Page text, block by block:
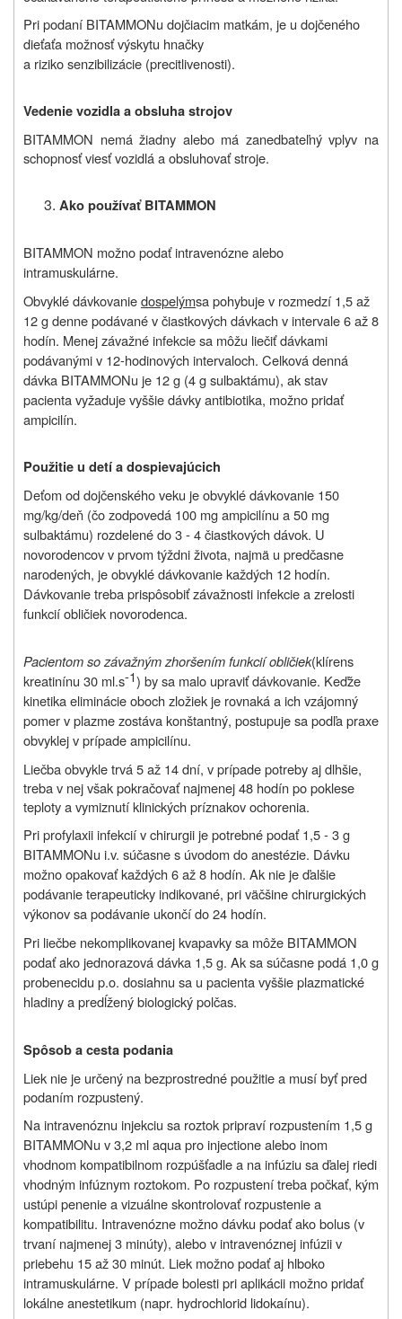
Pri podaní BITAMMONu dojčiacim matkám, je u dojčeného
dieťaťa možnosť výskytu hnačky
a riziko senzibilizácie (precitlivenosti).
Vedenie vozidla a obsluha strojov
BITAMMON nemá žiadny alebo má zanedbateľný vplyv na
schopnosť viesť vozidlá a obsluhovať stroje.
Ako používať BITAMMON
BITAMMON možno podať intravenózne alebo
intramuskulárne.
Obvyklé dávkovaniedospelýmsa pohybuje v rozmedzí 1,5 až
12 g denne podávané v čiastkových dávkach v intervale 6 až 8
hodín. Menej závažné infekcie sa môžu liečiť dávkami
podávanými v 12-hodinových intervaloch. Celková denná
dávka BITAMMONu je 12 g (4 g sulbaktámu), ak stav
pacienta vyžaduje vyššie dávky antibiotika, možno pridať
ampicilín.
Použitie u detí a dospievajúcich
Deťom od dojčenského veku je obvyklé dávkovanie 150
mg/kg/deň (čo zodpovedá 100 mg ampicilínu a 50 mg
sulbaktámu) rozdelené do 3 - 4 čiastkových dávok. U
novorodencov v prvom týždni života, najmä u predčasne
narodených, je obvyklé dávkovanie každých 12 hodín.
Dávkovanie treba prispôsobiť závažnosti infekcie a zrelosti
funkcií obličiek novorodenca.
Pacientom so závažným zhoršením funkcií obličiek(klírens
kreatinínu 30 ml.s-1) by sa malo upraviť dávkovanie. Keďže
kinetika eliminácie oboch zložiek je rovnaká a ich vzájomný
pomer v plazme zostáva konštantný, postupuje sa podľa praxe
obvyklej v prípade ampicilínu.
Liečba obvykle trvá 5 až 14 dní, v prípade potreby aj dlhšie,
treba v nej však pokračovať najmenej 48 hodín po poklese
teploty a vymiznutí klinických príznakov ochorenia.
Pri profylaxii infekcií v chirurgii je potrebné podať 1,5 - 3 g
BITAMMONu i.v. súčasne s úvodom do anestézie. Dávku
možno opakovať každých 6 až 8 hodín. Ak nie je ďalšie
podávanie terapeuticky indikované, pri väčšine chirurgických
výkonov sa podávanie ukončí do 24 hodín.
Pri liečbe nekomplikovanej kvapavky sa môže BITAMMON
podať ako jednorazová dávka 1,5 g. Ak sa súčasne podá 1,0 g
probenecidu p.o. dosiahnu sa u pacienta vyššie plazmatické
hladiny a predĺžený biologický polčas.
Spôsob a cesta podania
Liek nie je určený na bezprostredné použitie a musí byť pred
podaním rozpustený.
Na intravenóznu injekciu sa roztok pripraví rozpustením 1,5 g
BITAMMONu v 3,2 ml aqua pro injectione alebo inom
vhodnom kompatibilnom rozpúšťadle a na infúziu sa ďalej riedi
vhodným infúznym roztokom. Po rozpustení treba počkať, kým
ustúpi penenie a vizuálne skontrolovať rozpustenie a
kompatibilitu. Intravenózne možno dávku podať ako bolus (v
trvaní najmenej 3 minúty), alebo v intravenóznej infúzii v
priebehu 15 až 30 minút. Liek možno podať aj hlboko
intramuskulárne. V prípade bolesti pri aplikácii možno pridať
lokálne anestetikum (napr. hydrochlorid lidokaínu).